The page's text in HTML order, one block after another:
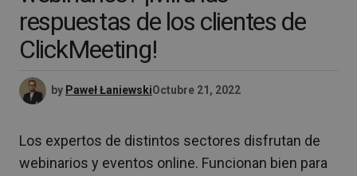
respuestas de los clientes de
ClickMeeting!
by Paweł ŁaniewskiOctubre 21, 2022
Los expertos de distintos sectores disfrutan de
webinarios y eventos online. Funcionan bien para